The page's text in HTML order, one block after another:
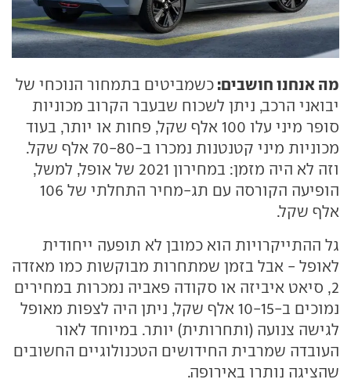
מה אנחנו חושבים: כשמביטים בתמחור הנוכחי של
יבואני הרכב, ניתן לשכוח שבעבר הקרוב מכוניות
סופר מיני עלו 100 אלף שקל, פחות או יותר, בעוד
מכוניות מיני קטנטנות נמכרו ב-70-80 אלף שקל.
וזה לא היה מזמן: במחירון 2021 של אופל, למשל,
הופיעה הקורסה עם תג-מחיר התחלתי של 106
אלף שקל.
גל ההתייקרויות הוא כמובן לא תופעה ייחודית
לאופל - אבל בזמן שמתחרות מבוקשות כמו מאזדה
2, סיאט איביזה או סקודה פאביה נמכרות במחירים
נמוכים ב-10-15 אלף שקל, ניתן היה לצפות מאופל
לגישה צנועה (ותחרותית) יותר. במיוחד לאור
העובדה שמרבית החידושים הטכנולוגיים החשובים
שהציגה נותרו באירופה.